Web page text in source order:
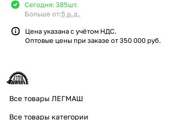
Сегодня: 385шт.
Больше от:5 р.д.
Цена указана с учётом НДС.
Оптовые цены при заказе от 350 000 руб.
Все товары ЛЕГМАШ
Все товары категории